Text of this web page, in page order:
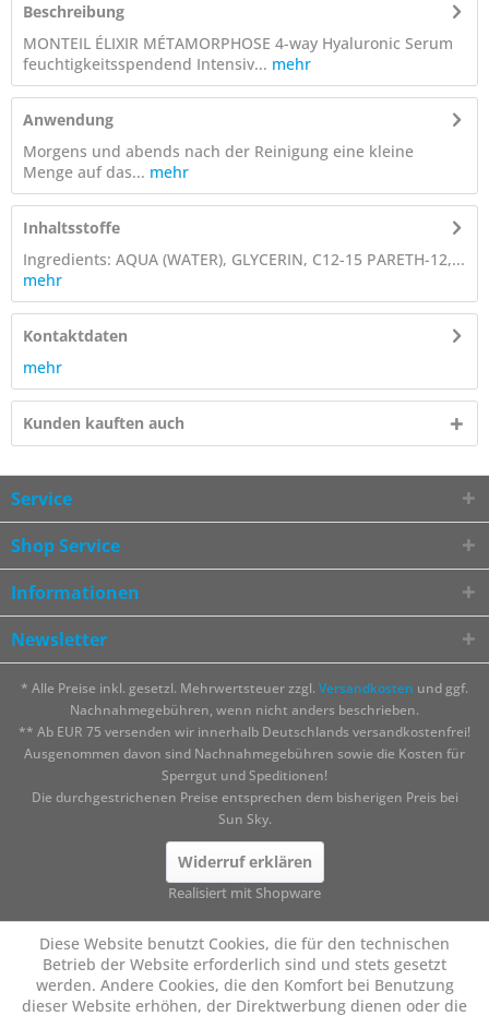
Beschreibung
MONTEIL ÉLIXIR MÉTAMORPHOSE 4-way Hyaluronic Serum
feuchtigkeitsspendend Intensiv... mehr
Anwendung
Morgens und abends nach der Reinigung eine kleine
Menge auf das... mehr
Inhaltsstoffe
Ingredients: AQUA (WATER), GLYCERIN, C12-15 PARETH-12,...
mehr
Kontaktdaten
mehr
Kunden kauften auch
Service
Shop Service
Informationen
Newsletter
* Alle Preise inkl. gesetzl. Mehrwertsteuer zzgl. Versandkosten und ggf.
Nachnahmegebühren, wenn nicht anders beschrieben.
** Ab EUR 75 versenden wir innerhalb Deutschlands versandkostenfrei!
Ausgenommen davon sind Nachnahmegebühren sowie die Kosten für
Sperrgut und Speditionen!
Die durchgestrichenen Preise entsprechen dem bisherigen Preis bei
Sun Sky.
Widerruf erklären
Realisiert mit Shopware
Diese Website benutzt Cookies, die für den technischen
Betrieb der Website erforderlich sind und stets gesetzt
werden. Andere Cookies, die den Komfort bei Benutzung
dieser Website erhöhen, der Direktwerbung dienen oder die